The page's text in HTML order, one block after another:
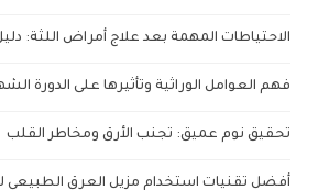
الاحتياطات المهمة بعد علاج أمراض اللثة:
فهم العوامل الوراثية وتأثيرها على الدورة
تحقيق نوم عميق: تجنب الأرق ومخاطر القلب
أفضل تقنيات استخدام مزيل العرق